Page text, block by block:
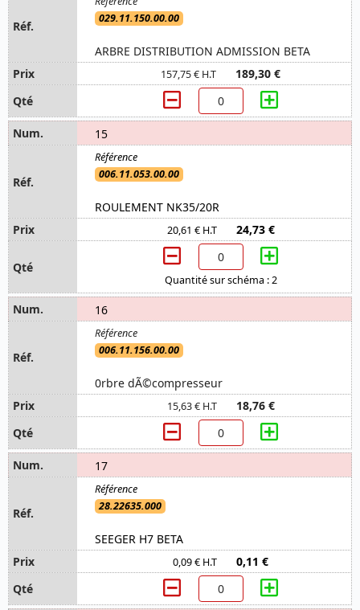
029.11.150.00.00
ARBRE DISTRIBUTION ADMISSION BETA
157,75 € H.T 189,30 €
15
006.11.053.00.00
ROULEMENT NK35/20R
20,61 € H.T 24,73 €
Quantité sur schéma : 2
16
006.11.156.00.00
0rbre dÃ©compresseur
15,63 € H.T 18,76 €
17
28.22635.000
SEEGER H7 BETA
0,09 € H.T 0,11 €